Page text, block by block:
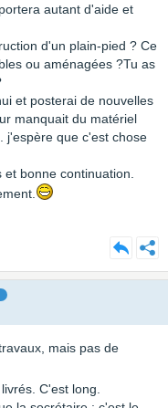
autant d'aide et
d'un plain-pied ? Ce
ou aménagées ?Tu as
et posterai de nouvelles
manquait du matériel
j'espère que c'est chose
bonne continuation.
mais pas de
C'est long.